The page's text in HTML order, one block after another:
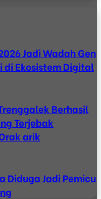
Jadi Wadah Gen
di Ekosistem Digital
Berhasil
Terjebak
arik
Diduga Jadi Pemicu